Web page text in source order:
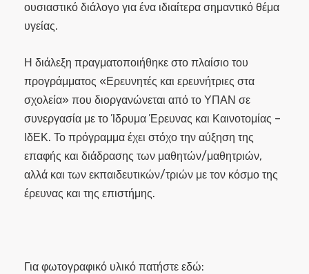
ουσιαστικό διάλογο για ένα ιδιαίτερα σημαντικό θέμα
υγείας.
Η διάλεξη πραγματοποιήθηκε στο πλαίσιο του
προγράμματος «Ερευνητές και ερευνήτριες στα
σχολεία» που διοργανώνεται από το ΥΠΑΝ σε
συνεργασία με το Ίδρυμα Έρευνας και Καινοτομίας –
ΙδΕΚ. Το πρόγραμμα έχει στόχο την αύξηση της
επαφής και διάδρασης των μαθητών/μαθητριών,
αλλά και των εκπαιδευτικών/τριών με τον κόσμο της
έρευνας και της επιστήμης.
Για φωτογραφικό υλικό πατήστε εδώ: